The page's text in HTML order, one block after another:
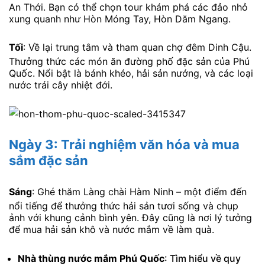
An Thới. Bạn có thể chọn tour khám phá các đảo nhỏ
xung quanh như Hòn Móng Tay, Hòn Dăm Ngang.
Tối: Về lại trung tâm và tham quan chợ đêm Dinh Cậu.
Thưởng thức các món ăn đường phố đặc sản của Phú
Quốc. Nổi bật là bánh khéo, hải sản nướng, và các loại
nước trái cây nhiệt đới.
Ngày 3: Trải nghiệm văn hóa và mua
sắm đặc sản
Sáng: Ghé thăm Làng chài Hàm Ninh – một điểm đến
nổi tiếng để thưởng thức hải sản tươi sống và chụp
ảnh với khung cảnh bình yên. Đây cũng là nơi lý tưởng
để mua hải sản khô và nước mắm về làm quà.
Nhà thùng nước mắm Phú Quốc: Tìm hiểu về quy